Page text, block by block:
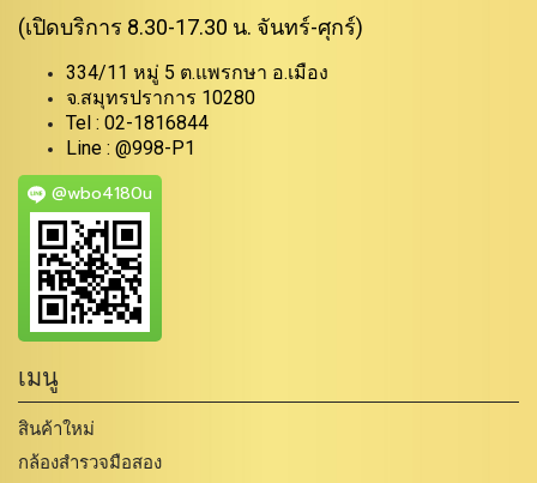
(เปิดบริการ 8.30-17.30 น. จันทร์-ศุกร์)
334/11 หมู่ 5 ต.แพรกษา อ.เมือง
จ.สมุทรปราการ 10280
Tel : 02-1816844
Line : @998-P1
@wbo4180u
เมนู
สินค้าใหม่
กล้องสำรวจมือสอง